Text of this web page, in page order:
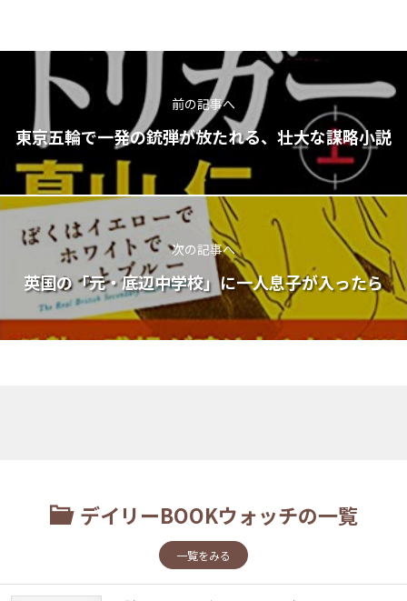
前の記事へ
東京五輪で一発の銃弾が放たれる、壮大な謀略小説
次の記事へ
英国の「元・底辺中学校」に一人息子が入ったら
デイリーBOOKウォッチの一覧
一覧をみる